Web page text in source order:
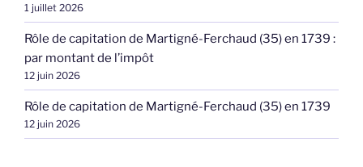
1 juillet 2026
Rôle de capitation de Martigné-Ferchaud (35) en 1739 :
par montant de l’impôt
12 juin 2026
Rôle de capitation de Martigné-Ferchaud (35) en 1739
12 juin 2026